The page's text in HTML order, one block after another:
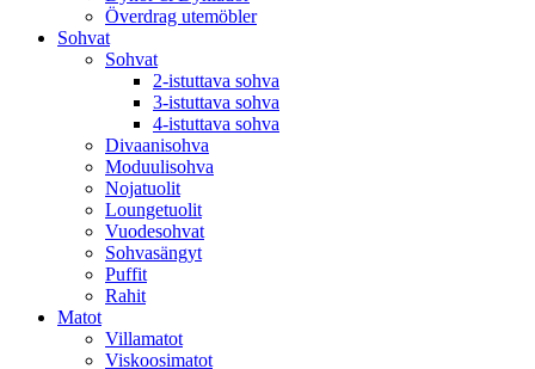
Överdrag utemöbler
Sohvat
Sohvat
2-istuttava sohva
3-istuttava sohva
4-istuttava sohva
Divaanisohva
Moduulisohva
Nojatuolit
Loungetuolit
Vuodesohvat
Sohvasängyt
Puffit
Rahit
Matot
Villamatot
Viskoosimatot